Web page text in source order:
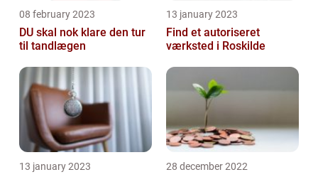
08 february 2023
DU skal nok klare den tur
til tandlægen
13 january 2023
Find et autoriseret
værksted i Roskilde
13 january 2023 28 december 2022